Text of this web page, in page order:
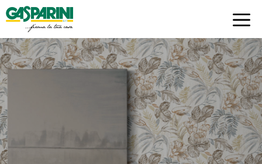
Skip
to
content